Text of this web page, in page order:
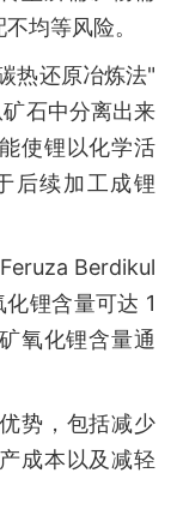
均等风险。
热还原冶炼法"
石中分离出来
使锂以化学活
后续加工成锂
Berdikul
锂含量可达 1
氧化锂含量通
势，包括减少
成本以及减轻